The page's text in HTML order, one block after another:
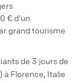
€ d’un
grand tourisme
de 3 jours de
) à Florence, Italie